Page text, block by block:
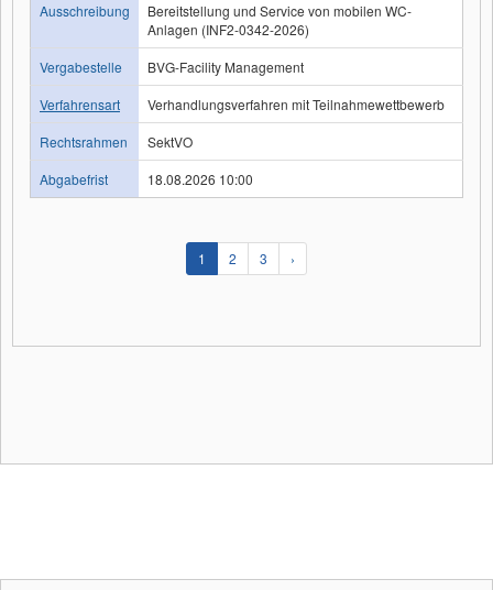
Ausschreibung
Bereitstellung und Service von mobilen WC-
Anlagen (INF2-0342-2026)
Vergabestelle
BVG-Facility Management
Verfahrensart
Verhandlungsverfahren mit Teilnahmewettbewerb
Rechtsrahmen
SektVO
Abgabefrist
18.08.2026 10:00
1 2 3 ›